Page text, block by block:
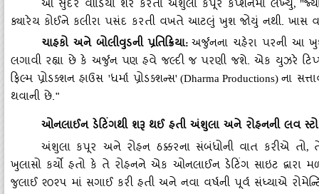
આ સુંદર વીડિયો શેર કરતા અંશુલા કપૂરે કેપ્શનમાં લખ્યું, "
ક્યારેય કોઈને કલીરા પસંદ કરતી વખતે આટલું ખુશ જોયું નથી. ખાસ
ચાહકો અને બોલીવુડની પ્રતિક્રિયા: અર્જુનના ચહેરા પરની આ
લગાવી રહ્યા છે કે અર્જુન પણ હવે જલ્દી જ પરણી જશે. એક યુઝરે
ફિલ્મ પ્રોડક્શન હાઉસ 'ધર્મા પ્રોડક્શન્સ' (Dharma Productions)ના
થવાની છે."
ઓનલાઈન ડેટિંગથી શરૂ થઈ હતી અંશુલા અને રોહનની લવ
અંશુલા કપૂર અને રોહન ઠક્કરના સંબંધોની વાત કરીએ તો,
ખુલાસો કર્યો હતો કે તે રોહનને એક ઓનલાઈન ડેટિંગ સાઇટ દ્વારા
જુલાઈ ૨૦૨૫ માં સગાઈ કરી હતી અને નવા વર્ષની પૂર્વ સંધ્યાએ